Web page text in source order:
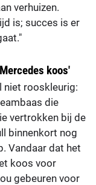
verhuizen.
is; succes is er
koos'
niet rooskleurig:
die
vertrokken bij de
binnenkort nog
Vandaar dat het
koos voor
gebeuren voor